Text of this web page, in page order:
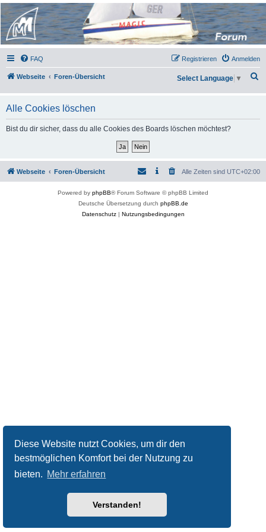
Diese Website nutzt Cookies, um dir den
bestmöglichen Komfort bei der Nutzung zu
bieten. Mehr erfahren
Verstanden!
Micro Magic Forum
Deutschland
FAQ Anmelden
Registrieren
Webseite Foren-Übersicht
h
Select Language ▼
Alle Cookies löschen
Bist du dir sicher, dass du alle Cookies des Boards löschen möchtest?
Webseite Foren-Übersicht Alle Zeiten sind UTC+02:00
Powered by phpBB® Forum Software © phpBB Limited
Deutsche Übersetzung durch phpBB.de
Datenschutz| Nutzungsbedingungen